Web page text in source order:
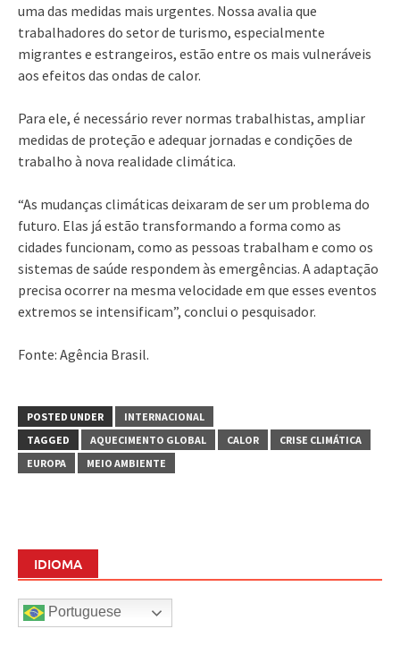
uma das medidas mais urgentes. Nossa avalia que
trabalhadores do setor de turismo, especialmente
migrantes e estrangeiros, estão entre os mais vulneráveis
aos efeitos das ondas de calor.
Para ele, é necessário rever normas trabalhistas, ampliar
medidas de proteção e adequar jornadas e condições de
trabalho à nova realidade climática.
“As mudanças climáticas deixaram de ser um problema do
futuro. Elas já estão transformando a forma como as
cidades funcionam, como as pessoas trabalham e como os
sistemas de saúde respondem às emergências. A adaptação
precisa ocorrer na mesma velocidade em que esses eventos
extremos se intensificam”, conclui o pesquisador.
Fonte: Agência Brasil.
POSTED UNDER
INTERNACIONAL
TAGGED
AQUECIMENTO GLOBAL CALOR
CRISE CLIMÁTICA
EUROPA
MEIO AMBIENTE
IDIOMA
Portuguese